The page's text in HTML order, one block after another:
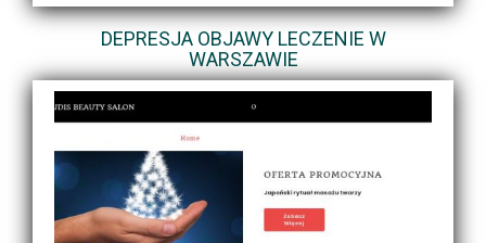
DEPRESJA OBJAWY LECZENIE W
WARSZAWIE